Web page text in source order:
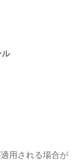
ル
用される場合が